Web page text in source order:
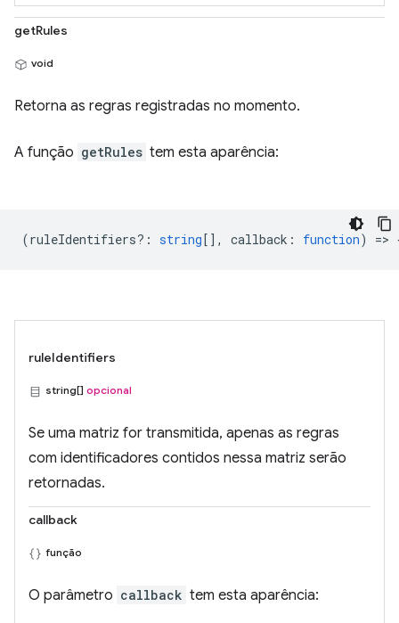
getRules
void
Retorna as regras registradas no momento.
A função getRules tem esta aparência:
(ruleIdentifiers? : string [], callback : function)
ruleIdentifiers
string[] opcional
Se uma matriz for transmitida, apenas as regras
com identificadores contidos nessa matriz serão
retornadas.
callback
função
O parâmetro callback tem esta aparência: